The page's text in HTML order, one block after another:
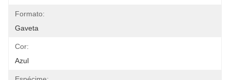
Formato:
Gaveta
Cor:
Azul